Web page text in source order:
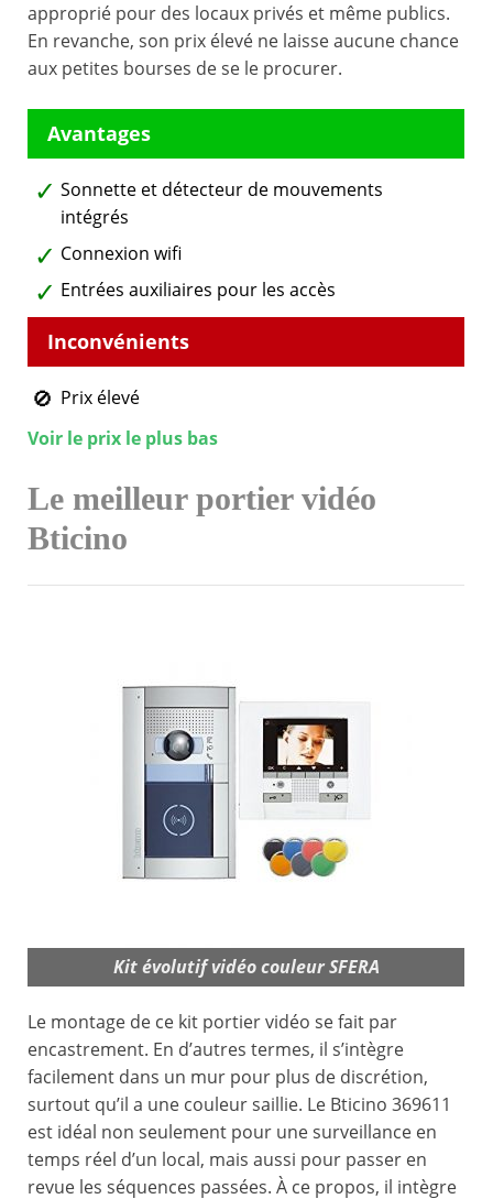
approprié pour des locaux privés et même publics.
En revanche, son prix élevé ne laisse aucune chance
aux petites bourses de se le procurer.
Sonnette et détecteur de mouvements
intégrés
Connexion wifi
Entrées auxiliaires pour les accès
Prix élevé
Voir le prix le plus bas
Le meilleur portier vidéo
Bticino
Kit évolutif vidéo couleur SFERA
Le montage de ce kit portier vidéo se fait par
encastrement. En d’autres termes, il s’intègre
facilement dans un mur pour plus de discrétion,
surtout qu’il a une couleur saillie. Le Bticino 369611
est idéal non seulement pour une surveillance en
temps réel d’un local, mais aussi pour passer en
revue les séquences passées. À ce propos, il intègre